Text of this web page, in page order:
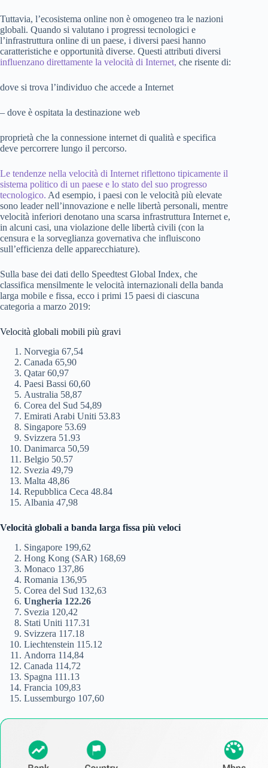
Tuttavia, l’ecosistema online non è omogeneo tra le nazioni
globali. Quando si valutano i progressi tecnologici e
l’infrastruttura online di un paese, i diversi paesi hanno
caratteristiche e opportunità diverse. Questi attributi diversi
influenzano direttamente la velocità di Internet, che risente di:
dove si trova l’individuo che accede a Internet
– dove è ospitata la destinazione web
proprietà che la connessione internet di qualità e specifica
deve percorrere lungo il percorso.
Le tendenze nella velocità di Internet riflettono tipicamente il
sistema politico di un paese e lo stato del suo progresso
tecnologico. Ad esempio, i paesi con le velocità più elevate
sono leader nell’innovazione e nelle libertà personali, mentre
velocità inferiori denotano una scarsa infrastruttura Internet e,
in alcuni casi, una violazione delle libertà civili (con la
censura e la sorveglianza governativa che influiscono
sull’efficienza delle apparecchiature).
Sulla base dei dati dello Speedtest Global Index, che
classifica mensilmente le velocità internazionali della banda
larga mobile e fissa, ecco i primi 15 paesi di ciascuna
categoria a marzo 2019:
Velocità globali mobili più gravi
Norvegia 67,54
Canada 65,90
Qatar 60,97
Paesi Bassi 60,60
Australia 58,87
Corea del Sud 54,89
Emirati Arabi Uniti 53.83
Singapore 53.69
Svizzera 51.93
Danimarca 50,59
Belgio 50.57
Svezia 49,79
Malta 48,86
Repubblica Ceca 48.84
Albania 47,98
Velocità globali a banda larga fissa più veloci
Singapore 199,62
Hong Kong (SAR) 168,69
Monaco 137,86
Romania 136,95
Corea del Sud 132,63
Ungheria 122.26
Svezia 120,42
Stati Uniti 117.31
Svizzera 117.18
Liechtenstein 115.12
Andorra 114,84
Canada 114,72
Spagna 111.13
Francia 109,83
Lussemburgo 107,60